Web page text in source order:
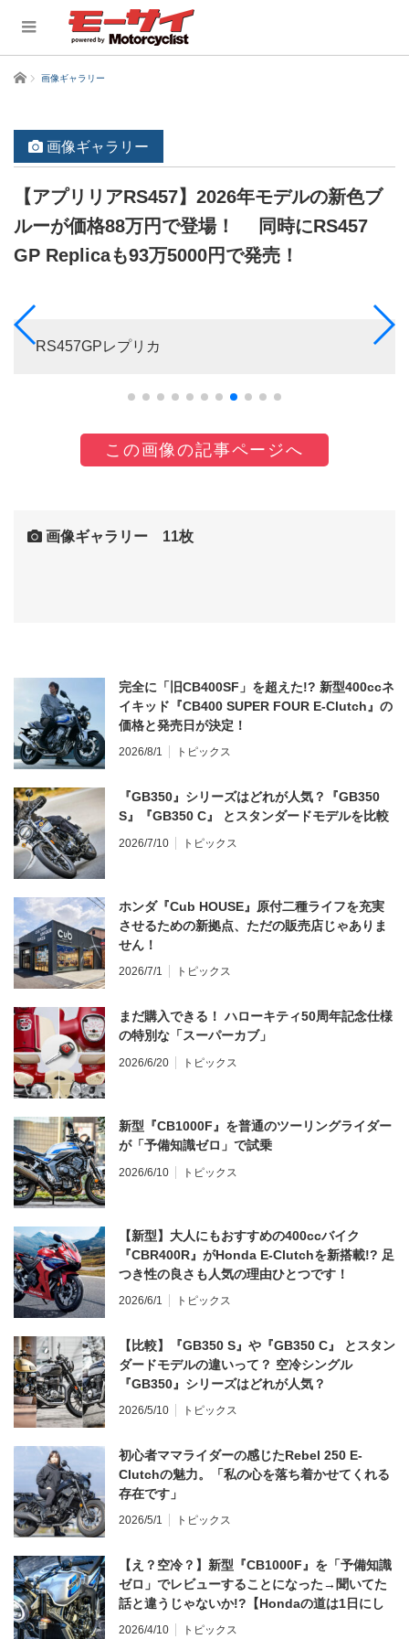
ホーム 画像ギャラリー
画像ギャラリー
【アプリリアRS457】2026年モデルの新色ブ
ルーが価格88万円で登場！ 同時にRS457
GP Replicaも93万5000円で発売！
RS457GPレプリカ
この画像の記事ページへ
画像ギャラリー 11枚
完全に「旧CB400SF」を超えた!? 新型400ccネ
イキッド『CB400 SUPER FOUR E-Clutch』の
価格と発売日が決定！
2026/8/1 トピックス
『GB350』シリーズはどれが人気？『GB350
S』『GB350 C』 とスタンダードモデルを比較
2026/7/10 トピックス
ホンダ『Cub HOUSE』原付二種ライフを充実
させるための新拠点、ただの販売店じゃありま
せん！
2026/7/1 トピックス
まだ購入できる！ ハローキティ50周年記念仕様
の特別な「スーパーカブ」
2026/6/20 トピックス
新型『CB1000F』を普通のツーリングライダー
が「予備知識ゼロ」で試乗
2026/6/10 トピックス
【新型】大人にもおすすめの400ccバイク
『CBR400R』がHonda E-Clutchを新搭載!? 足
つき性の良さも人気の理由ひとつです！
2026/6/1 トピックス
【比較】『GB350 S』や『GB350 C』 とスタン
ダードモデルの違いって？ 空冷シングル
『GB350』シリーズはどれが人気？
2026/5/10 トピックス
初心者ママライダーの感じたRebel 250 E-
Clutchの魅力。「私の心を落ち着かせてくれる
存在です」
2026/5/1 トピックス
【え？空冷？】新型『CB1000F』を「予備知識
ゼロ」でレビューすることになった→聞いてた
話と違うじゃないか!?【Hondaの道は1日にし
てならず／CB1000F ①第一印象 編】
2026/4/10 トピックス